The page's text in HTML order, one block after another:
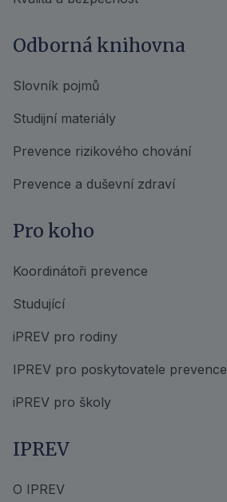
Odborná knihovna
Slovník pojmů
Studijní materiály
Prevence rizikového chování
Prevence a duševní zdraví
Pro koho
Koordinátoři prevence
Studující
iPREV pro rodiny
IPREV pro poskytovatele prevence
iPREV pro školy
IPREV
O IPREV